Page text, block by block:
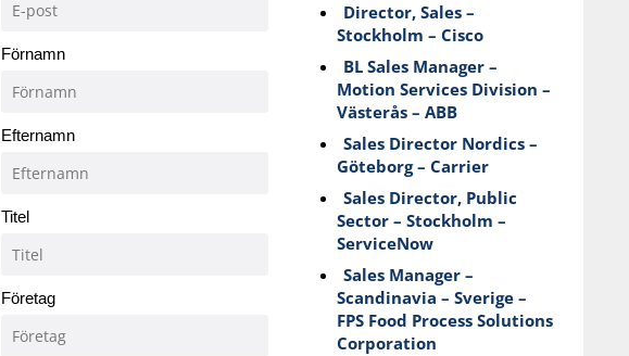
Förnamn
Efternamn
Titel
Företag
Director, Sales –
Stockholm – Cisco
BL Sales Manager –
Motion Services Division –
Västerås – ABB
Sales Director Nordics –
Göteborg – Carrier
Sales Director, Public
Sector – Stockholm –
ServiceNow
Sales Manager –
Scandinavia – Sverige –
FPS Food Process Solutions
Corporation